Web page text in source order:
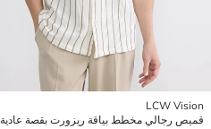
LCW Vision
قميص رجالي مخطط بياقة ريزورت بقصة عادية